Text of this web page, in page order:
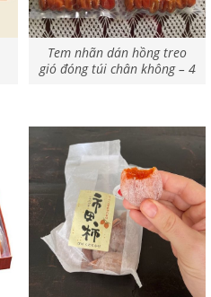
Tem nhãn dán hồng treo
gió đóng túi chân không – 4